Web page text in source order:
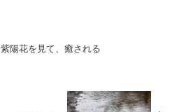
紫陽花を見て、癒される